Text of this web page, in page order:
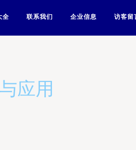
全 联系我们 企业信息 访客留
应用